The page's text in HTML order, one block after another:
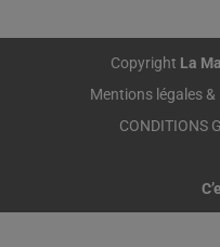
Copyright La
Mentions légales
CONDITIONS